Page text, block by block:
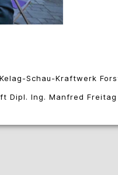
Schau-Kraftwerk
Dipl. Ing. Manfred Freitag